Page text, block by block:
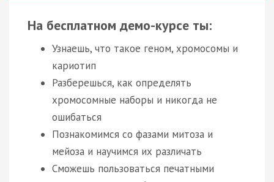
На бесплатном демо-курсе ты:
Узнаешь, что такое геном, хромосомы и
кариотип
Разберешься, как определять
хромосомные наборы и никогда не
ошибаться
Познакомимся со фазами митоза и
мейоза и научимся их различать
Сможешь пользоваться печатными